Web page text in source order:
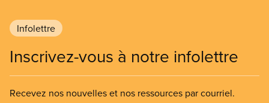
Infolettre
Inscrivez-vous à notre infolettre
Recevez nos nouvelles et nos ressources par courriel.